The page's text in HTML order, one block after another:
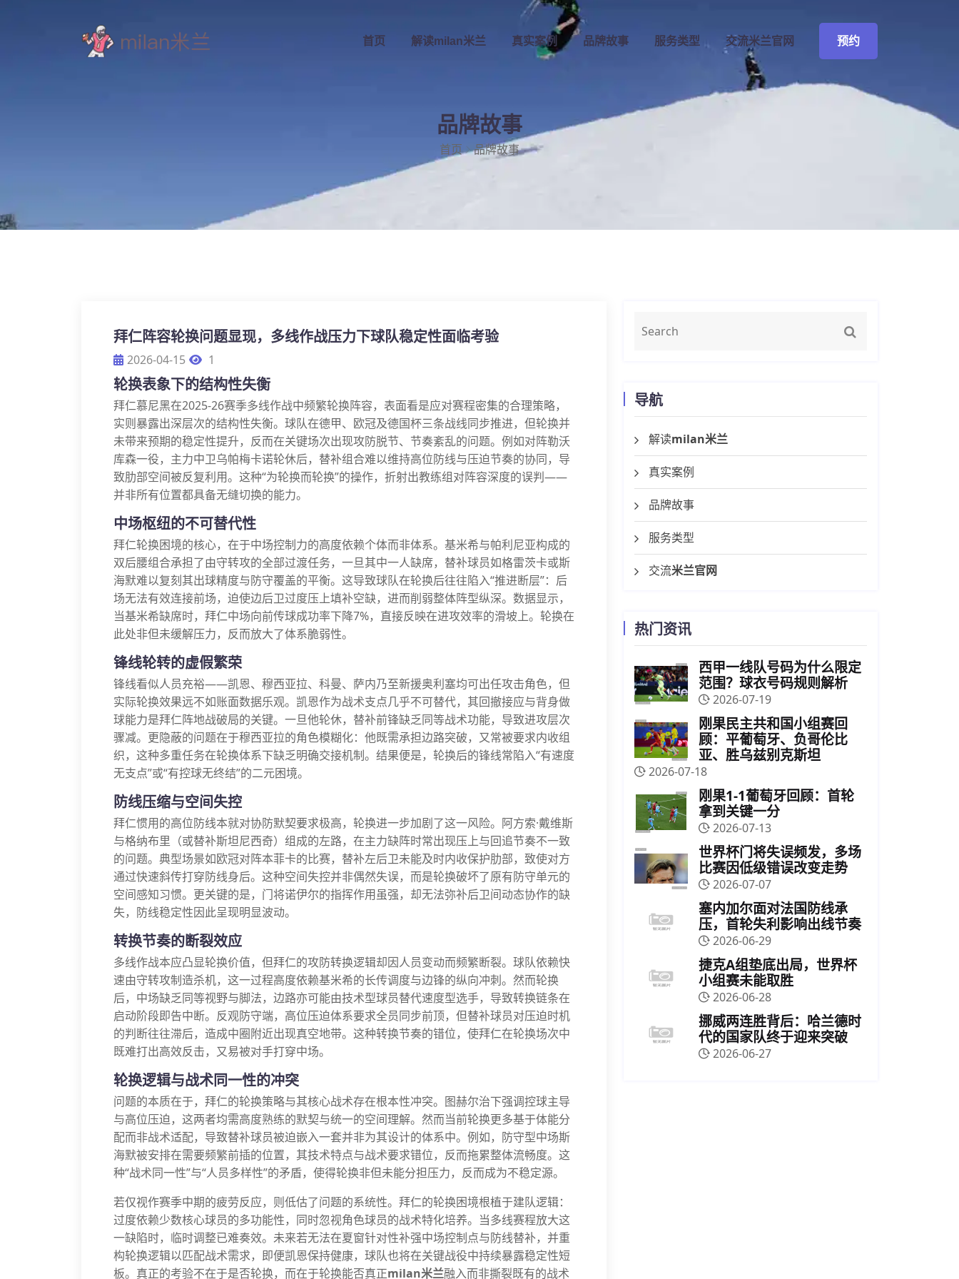
首页 解读milan米兰 真实案例 品牌故事 服务类型 交流米兰官网 预约
品牌故事
首页 品牌故事
拜仁阵容轮换问题显现，多线作战压力下球队稳定性面临考验
2026-04-15 1
轮换表象下的结构性失衡
拜仁慕尼黑在2025-26赛季多线作战中频繁轮换阵容，表面看是应对赛程密集的合理策略，
实则暴露出深层次的结构性失衡。球队在德甲、欧冠及德国杯三条战线同步推进，但轮换并
未带来预期的稳定性提升，反而在关键场次出现攻防脱节、节奏紊乱的问题。例如对阵勒沃
库森一役，主力中卫乌帕梅卡诺轮休后，替补组合难以维持高位防线与压迫节奏的协同，导
致肋部空间被反复利用。这种“为轮换而轮换”的操作，折射出教练组对阵容深度的误判——
并非所有位置都具备无缝切换的能力。
中场枢纽的不可替代性
拜仁轮换困境的核心，在于中场控制力的高度依赖个体而非体系。基米希与帕利尼亚构成的
双后腰组合承担了由守转攻的全部过渡任务，一旦其中一人缺席，替补球员如格雷茨卡或斯
海默难以复刻其出球精度与防守覆盖的平衡。这导致球队在轮换后往往陷入“推进断层”：后
场无法有效连接前场，迫使边后卫过度压上填补空缺，进而削弱整体阵型纵深。数据显示，
当基米希缺席时，拜仁中场向前传球成功率下降7%，直接反映在进攻效率的滑坡上。轮换在
此处非但未缓解压力，反而放大了体系脆弱性。
锋线轮转的虚假繁荣
锋线看似人员充裕——凯恩、穆西亚拉、科曼、萨内乃至新援奥利塞均可出任攻击角色，但
实际轮换效果远不如账面数据乐观。凯恩作为战术支点几乎不可替代，其回撤接应与背身做
球能力是拜仁阵地战破局的关键。一旦他轮休，替补前锋缺乏同等战术功能，导致进攻层次
骤减。更隐蔽的问题在于穆西亚拉的角色模糊化：他既需承担边路突破，又常被要求内收组
织，这种多重任务在轮换体系下缺乏明确交接机制。结果便是，轮换后的锋线常陷入“有速度
无支点”或“有控球无终结”的二元困境。
防线压缩与空间失控
拜仁惯用的高位防线本就对协防默契要求极高，轮换进一步加剧了这一风险。阿方索·戴维斯
与格纳布里（或替补斯坦尼西奇）组成的左路，在主力缺阵时常出现压上与回追节奏不一致
的问题。典型场景如欧冠对阵本菲卡的比赛，替补左后卫未能及时内收保护肋部，致使对方
通过快速斜传打穿防线身后。这种空间失控并非偶然失误，而是轮换破坏了原有防守单元的
空间感知习惯。更关键的是，门将诺伊尔的指挥作用虽强，却无法弥补后卫间动态协作的缺
失，防线稳定性因此呈现明显波动。
转换节奏的断裂效应
多线作战本应凸显轮换价值，但拜仁的攻防转换逻辑却因人员变动而频繁断裂。球队依赖快
速由守转攻制造杀机，这一过程高度依赖基米希的长传调度与边锋的纵向冲刺。然而轮换
后，中场缺乏同等视野与脚法，边路亦可能由技术型球员替代速度型选手，导致转换链条在
启动阶段即告中断。反观防守端，高位压迫体系要求全员同步前顶，但替补球员对压迫时机
的判断往往滞后，造成中圈附近出现真空地带。这种转换节奏的错位，使拜仁在轮换场次中
既难打出高效反击，又易被对手打穿中场。
轮换逻辑与战术同一性的冲突
问题的本质在于，拜仁的轮换策略与其核心战术存在根本性冲突。图赫尔治下强调控球主导
与高位压迫，这两者均需高度熟练的默契与统一的空间理解。然而当前轮换更多基于体能分
配而非战术适配，导致替补球员被迫嵌入一套并非为其设计的体系中。例如，防守型中场斯
海默被安排在需要频繁前插的位置，其技术特点与战术要求错位，反而拖累整体流畅度。这
种“战术同一性”与“人员多样性”的矛盾，使得轮换非但未能分担压力，反而成为不稳定源。
若仅视作赛季中期的疲劳反应，则低估了问题的系统性。拜仁的轮换困境根植于建队逻辑：
过度依赖少数核心球员的多功能性，同时忽视角色球员的战术特化培养。当多线赛程放大这
一缺陷时，临时调整已难奏效。未来若无法在夏窗针对性补强中场控制点与防线替补，并重
构轮换逻辑以匹配战术需求，即便凯恩保持健康，球队也将在关键战役中持续暴露稳定性短
板。真正的考验不在于是否轮换，而在于轮换能否真正milan米兰融入而非撕裂既有的战术
导航
解读milan米兰
真实案例
品牌故事
服务类型
交流米兰官网
热门资讯
西甲一线队号码为什么限定
范围？球衣号码规则解析
2026-07-19
刚果民主共和国小组赛回
顾：平葡萄牙、负哥伦比
亚、胜乌兹别克斯坦
2026-07-18
刚果1-1葡萄牙回顾：首轮
拿到关键一分
2026-07-13
世界杯门将失误频发，多场
比赛因低级错误改变走势
2026-07-07
塞内加尔面对法国防线承
压，首轮失利影响出线节奏
2026-06-29
捷克A组垫底出局，世界杯
小组赛未能取胜
2026-06-28
挪威两连胜背后：哈兰德时
代的国家队终于迎来突破
2026-06-27